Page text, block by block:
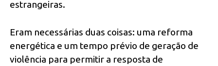
estrangeiras.
Eram necessárias duas coisas: uma reforma
energética e um tempo prévio de geração de
violência para permitir a resposta de